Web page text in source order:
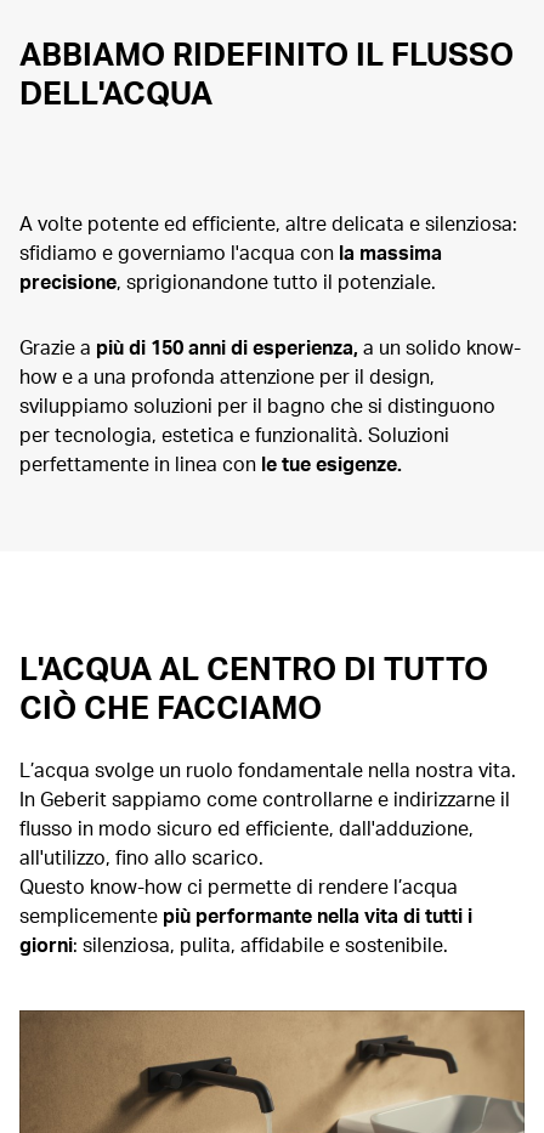
ABBIAMO RIDEFINITO IL FLUSSO
DELL'ACQUA
A volte potente ed efficiente, altre delicata e silenziosa:
sfidiamo e governiamo l'acqua con la massima
precisione, sprigionandone tutto il potenziale.
Grazie a più di 150 anni di esperienza, a un solido know-
how e a una profonda attenzione per il design,
sviluppiamo soluzioni per il bagno che si distinguono
per tecnologia, estetica e funzionalità. Soluzioni
perfettamente in linea con le tue esigenze.
L'ACQUA AL CENTRO DI TUTTO
CIÒ CHE FACCIAMO
L’acqua svolge un ruolo fondamentale nella nostra vita.
In Geberit sappiamo come controllarne e indirizzarne il
flusso in modo sicuro ed efficiente, dall'adduzione,
all'utilizzo, fino allo scarico.
Questo know-how ci permette di rendere l’acqua
semplicemente più performante nella vita di tutti i
giorni: silenziosa, pulita, affidabile e sostenibile.